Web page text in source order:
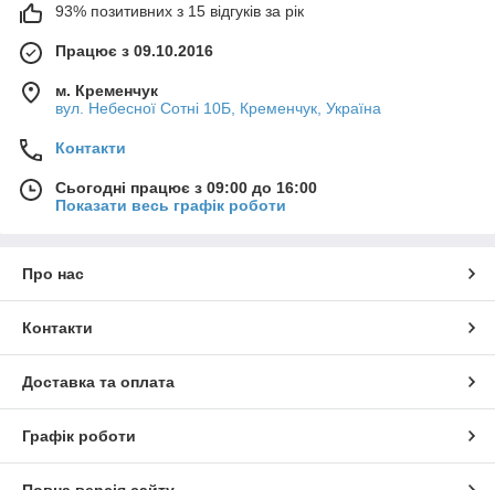
93% позитивних з 15 відгуків за рік
Працює з 09.10.2016
м. Кременчук
вул. Небесної Сотні 10Б, Кременчук, Україна
Контакти
Сьогодні працює з 09:00 до 16:00
Показати весь графік роботи
Про нас
Контакти
Доставка та оплата
Графік роботи